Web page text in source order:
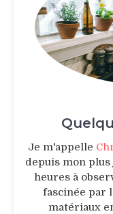
Je m'appelle
depuis mon plus
heures à
fascinée par
matériaux